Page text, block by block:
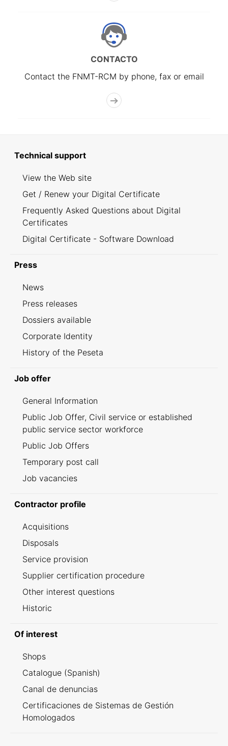
CONTACTO
Contact the FNMT-RCM by phone, fax or email
Technical support
View the Web site
Get / Renew your Digital Certificate
Frequently Asked Questions about Digital
Certificates
Digital Certificate - Software Download
Press
News
Press releases
Dossiers available
Corporate Identity
History of the Peseta
Job offer
General Information
Public Job Offer, Civil service or established
public service sector workforce
Public Job Offers
Temporary post call
Job vacancies
Contractor profile
Acquisitions
Disposals
Service provision
Supplier certification procedure
Other interest questions
Historic
Of interest
Shops
Catalogue (Spanish)
Canal de denuncias
Certificaciones de Sistemas de Gestión
Homologados